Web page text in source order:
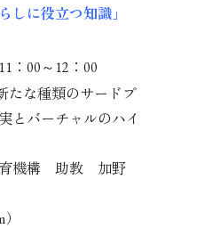
しに役立つ知識」
11 ： 00～ 12 ： 00
たな種類のサードプ
とバーチャルのハイ
機構 助教 加野
）